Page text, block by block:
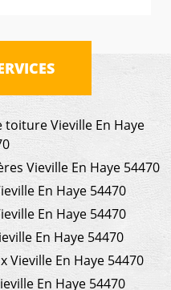
Vieville En Haye
Vieville En Haye 54470
En Haye 54470
En Haye 54470
En Haye 54470
Vieville En Haye 54470
En Haye 54470